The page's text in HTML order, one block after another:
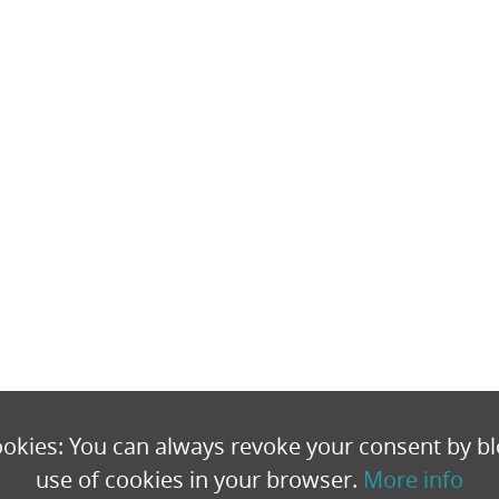
You can always revoke your consent by
use of cookies in your browser. More info